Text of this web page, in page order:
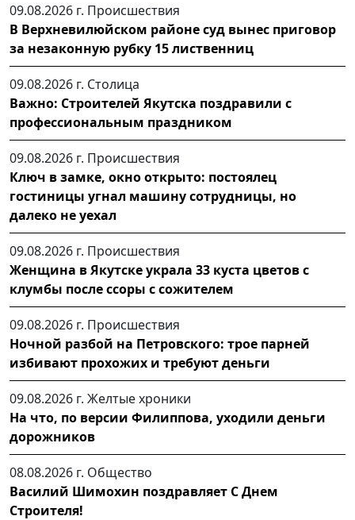
09.08.2026 г. Происшествия
В Верхневилюйском районе суд вынес приговор
за незаконную рубку 15 лиственниц
09.08.2026 г. Столица
Важно: Строителей Якутска поздравили с
профессиональным праздником
09.08.2026 г. Происшествия
Ключ в замке, окно открыто: постоялец
гостиницы угнал машину сотрудницы, но
далеко не уехал
09.08.2026 г. Происшествия
Женщина в Якутске украла 33 куста цветов с
клумбы после ссоры с сожителем
09.08.2026 г. Происшествия
Ночной разбой на Петровского: трое парней
избивают прохожих и требуют деньги
09.08.2026 г. Желтые хроники
На что, по версии Филиппова, уходили деньги
дорожников
08.08.2026 г. Общество
Василий Шимохин поздравляет С Днем
Строителя!